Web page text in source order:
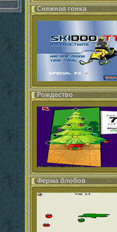
Снежная гонка
Рождество
Ферма блобов